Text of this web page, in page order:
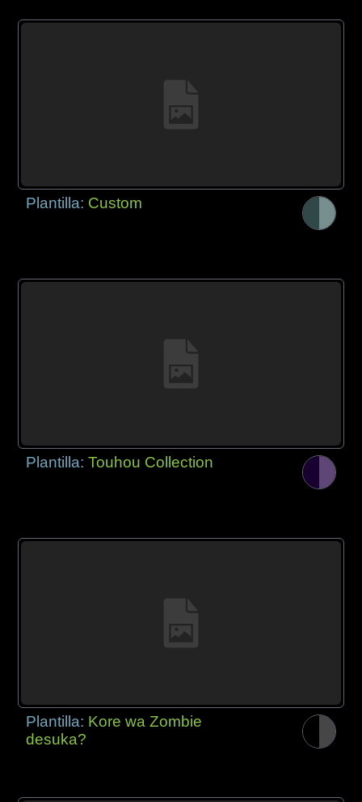
Plantilla: Custom
Plantilla:Touhou Collection
Plantilla: Kore wa Zombie
desuka?